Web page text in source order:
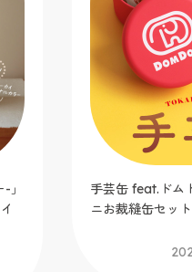
」
手芸缶 feat.ドム
ニお裁縫缶セット